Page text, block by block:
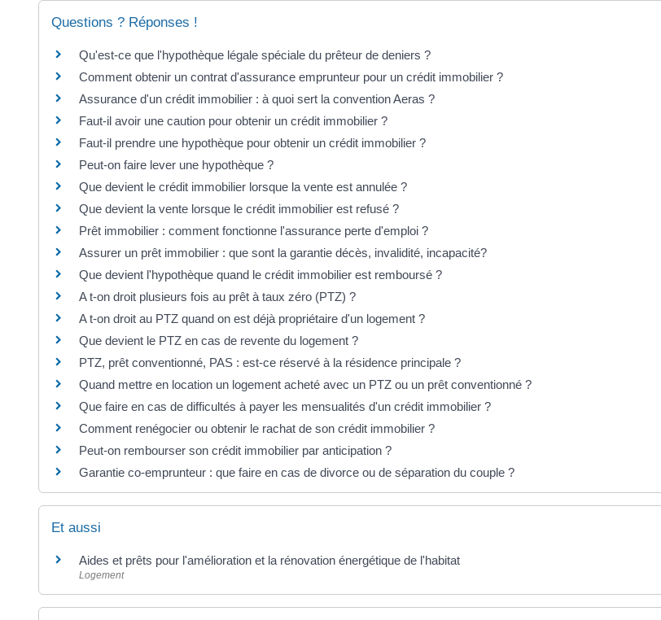
Questions ? Réponses !
Qu'est-ce que l'hypothèque légale spéciale du prêteur de deniers ?
Comment obtenir un contrat d'assurance emprunteur pour un crédit immobilier ?
Assurance d'un crédit immobilier : à quoi sert la convention Aeras ?
Faut-il avoir une caution pour obtenir un crédit immobilier ?
Faut-il prendre une hypothèque pour obtenir un crédit immobilier ?
Peut-on faire lever une hypothèque ?
Que devient le crédit immobilier lorsque la vente est annulée ?
Que devient la vente lorsque le crédit immobilier est refusé ?
Prêt immobilier : comment fonctionne l'assurance perte d'emploi ?
Assurer un prêt immobilier : que sont la garantie décès, invalidité, incapacité?
Que devient l'hypothèque quand le crédit immobilier est remboursé ?
A t-on droit plusieurs fois au prêt à taux zéro (PTZ) ?
A t-on droit au PTZ quand on est déjà propriétaire d'un logement ?
Que devient le PTZ en cas de revente du logement ?
PTZ, prêt conventionné, PAS : est-ce réservé à la résidence principale ?
Quand mettre en location un logement acheté avec un PTZ ou un prêt conventionné ?
Que faire en cas de difficultés à payer les mensualités d'un crédit immobilier ?
Comment renégocier ou obtenir le rachat de son crédit immobilier ?
Peut-on rembourser son crédit immobilier par anticipation ?
Garantie co-emprunteur : que faire en cas de divorce ou de séparation du couple ?
Et aussi
Aides et prêts pour l'amélioration et la rénovation énergétique de l'habitat
Logement